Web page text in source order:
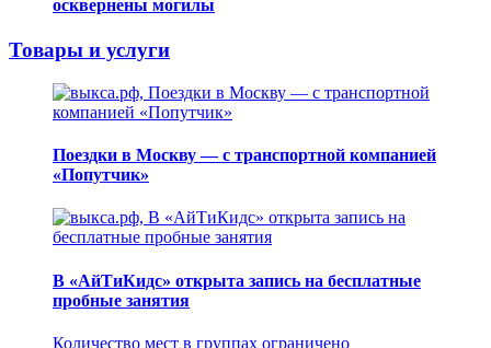
осквернены могилы
Товары и услуги
Поездки в Москву — с транспортной компанией
«Попутчик»
В «АйТиКидс» открыта запись на бесплатные
пробные занятия
Количество мест в группах ограничено